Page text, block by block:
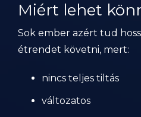
Miért lehet
Sok ember azért tud
étrendet követni, mert:
nincs teljes tiltás
változatos